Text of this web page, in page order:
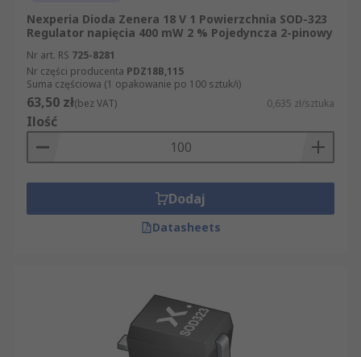
Nexperia Dioda Zenera 18 V 1 Powierzchnia SOD-323
Regulator napięcia 400 mW 2 % Pojedyncza 2-pinowy
Nr art. RS 725-8281
Nr części producenta PDZ18B,115
Suma częściowa (1 opakowanie po 100 sztuk/i)
63,50 zł(bez VAT) 0,635 zł/sztuka
Ilość
Dodaj
Datasheets